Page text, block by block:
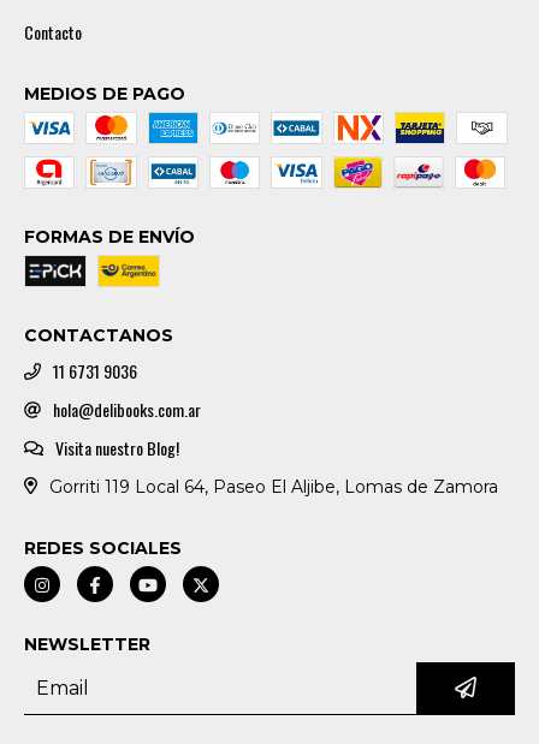
Contacto
MEDIOS DE PAGO
FORMAS DE ENVÍO
CONTACTANOS
11 6731 9036
hola@delibooks.com.ar
Visita nuestro Blog!
Gorriti 119 Local 64, Paseo El Aljibe, Lomas de Zamora
REDES SOCIALES
NEWSLETTER